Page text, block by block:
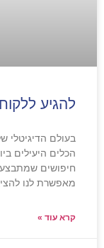
להגיע
בעולם הדיגיטלי
הכלים היעילים
חיפושים
מאפשרת לנו
קרא עוד »